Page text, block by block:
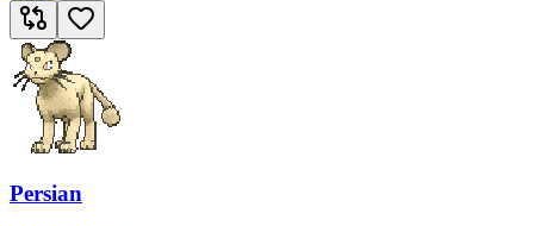
Persian